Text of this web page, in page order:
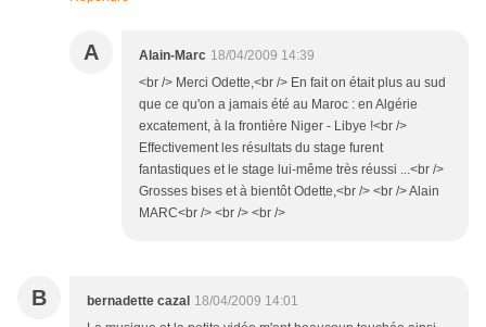
A Alain-Marc 18/04/2009 14:39
<br /> Merci Odette,<br /> En fait on était plus au sud
que ce qu'on a jamais été au Maroc : en Algérie
excatement, à la frontière Niger - Libye !<br />
Effectivement les résultats du stage furent
fantastiques et le stage lui-même très réussi ...<br />
Grosses bises et à bientôt Odette,<br /> <br /> Alain
MARC<br /> <br /> <br />
B bernadette cazal 18/04/2009 14:01